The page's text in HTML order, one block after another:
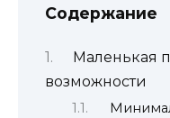
Содержание
Маленькая
возможности